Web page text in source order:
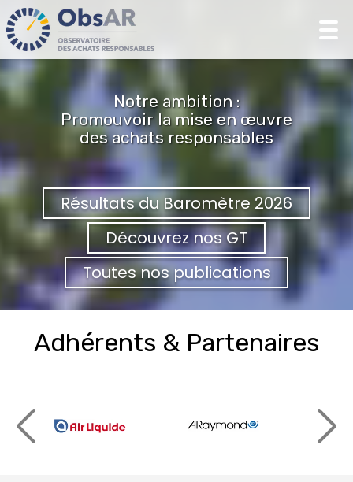
Notre ambition :
Promouvoir la mise en œuvre
des achats responsables
Résultats du Baromètre 2026
Découvrez nos GT
Toutes nos publications
Adhérents & Partenaires